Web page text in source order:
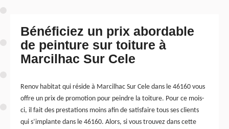
Bénéficiez un prix abordable
de peinture sur toiture à
Marcilhac Sur Cele
Renov habitat qui réside à Marcilhac Sur Cele dans le 46160 vous
offre un prix de promotion pour peindre la toiture. Pour ce mois-
ci, il fait des prestations moins afin de satisfaire tous ses clients
qui s’implante dans le 46160. Alors, si vous trouvez dans cette